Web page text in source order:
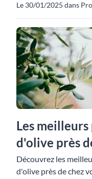
Le 30/01/2025 dans
Les
d'olive près
Découvrez les
d'olive près de chez